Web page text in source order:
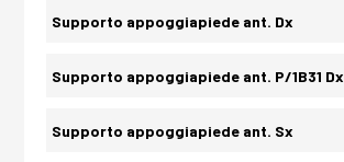
Supporto appoggiapiede ant. Dx
Supporto appoggiapiede ant. P/1B31 Dx
Supporto appoggiapiede ant. Sx